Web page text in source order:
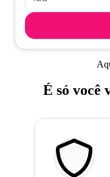
É só você